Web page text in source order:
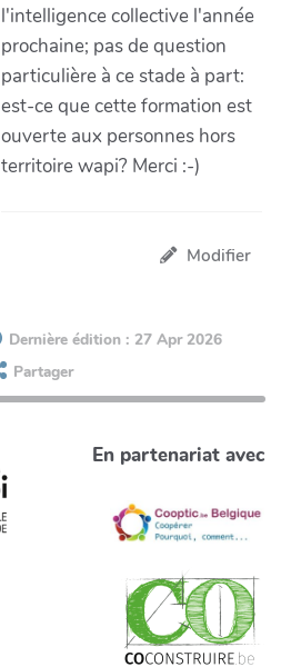
l'intelligence collective l'année
prochaine; pas de question
particulière à ce stade à part:
est-ce que cette formation est
ouverte aux personnes hors
territoire wapi? Merci :-)
Modifier
Dernière édition : 27 Apr 2026
Partager
En partenariat avec